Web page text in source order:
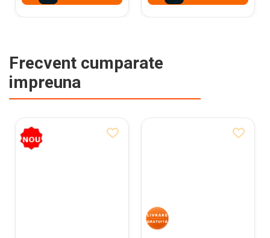
Frecvent cumparate
impreuna